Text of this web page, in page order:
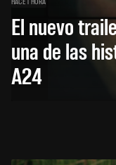
El nuevo
una de las
A24